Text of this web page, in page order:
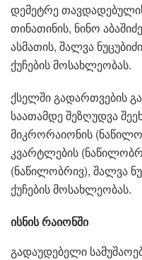
დემეტრე
თინათინის, ნინო
ასმათის, შალვა
ქუჩების მოსახლეობას.
ქსელში გადართვების
საათამდე შეზღუდვა
მიკრორაიონის
კვარტლების
(ნაწილობრივ), შალვა
ქუჩების მოსახლეობას.
ისნის რაიონში
გადაუდებელი